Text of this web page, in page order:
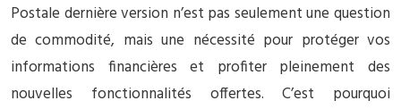
Postale dernière version n’est pas seulement une question
de commodité, mais une nécessité pour protéger vos
informations financières et profiter pleinement des
nouvelles fonctionnalités offertes. C’est pourquoi